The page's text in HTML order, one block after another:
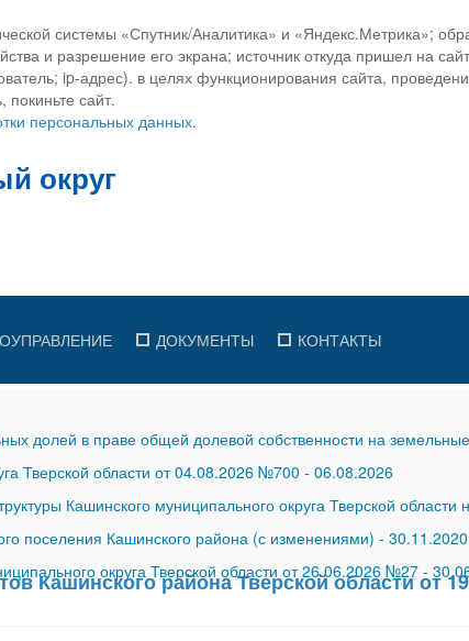
системы «Спутник/Аналитика» и «Яндекс.Метрика»;
и разрешение его экрана; источник откуда пришел на
ip-адрес). в целях функционирования сайта,
сайт.
персональных данных.
ДОКУМЕНТЫ КОНТАКТЫ
долей в праве общей долевой собственности на земельные
Тверской области от 04.08.2026 №700 - 06.08.2026
Кашинского муниципального округа Тверской области
поселения Кашинского района (с изменениями) - 30.11.2020
округа Тверской области от 26.06.2026 №27 -
Кашинского района Тверской области от